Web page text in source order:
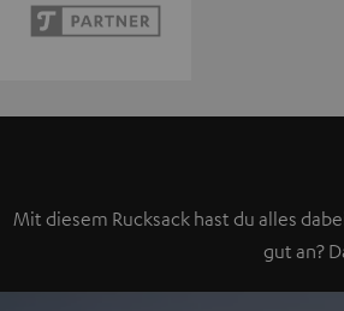
Mit diesem Rucksack hast du alles
gut an?